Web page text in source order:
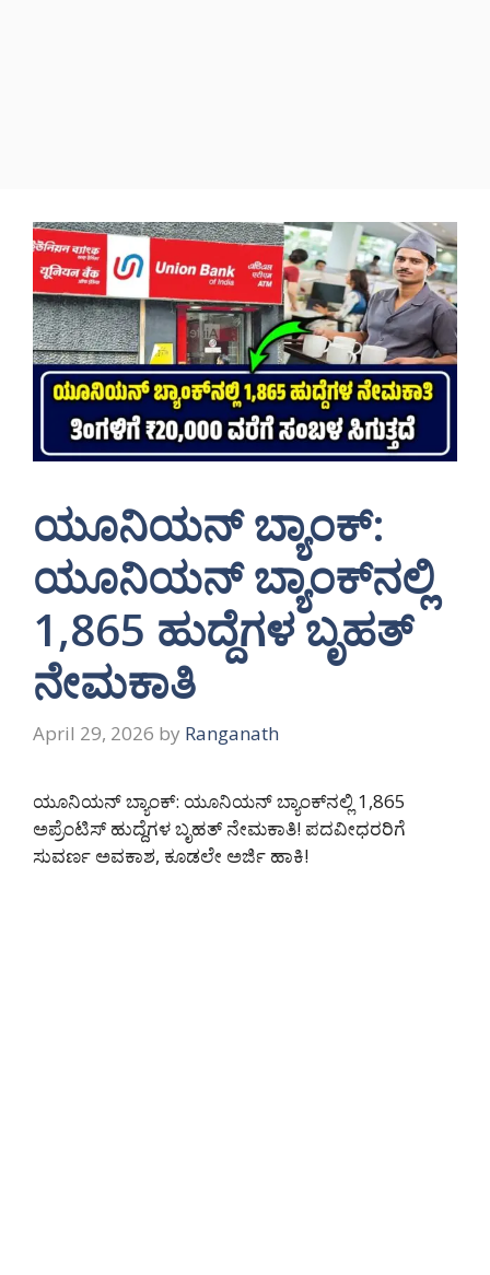
ಯೂನಿಯನ್ ಬ್ಯಾಂಕ್‌:
ಯೂನಿಯನ್ ಬ್ಯಾಂಕ್‌ನಲ್ಲಿ
1,865 ಹುದ್ದೆಗಳ ಬೃಹತ್
ನೇಮಕಾತಿ
April 29, 2026 by Ranganath
ಯೂನಿಯನ್ ಬ್ಯಾಂಕ್‌: ಯೂನಿಯನ್ ಬ್ಯಾಂಕ್‌ನಲ್ಲಿ 1,865
ಅಪ್ರೆಂಟಿಸ್ ಹುದ್ದೆಗಳ ಬೃಹತ್ ನೇಮಕಾತಿ! ಪದವೀಧರರಿಗೆ
ಸುವರ್ಣ ಅವಕಾಶ, ಕೂಡಲೇ ಅರ್ಜಿ ಹಾಕಿ!